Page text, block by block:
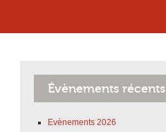
Évènements récents
Evènements 2026